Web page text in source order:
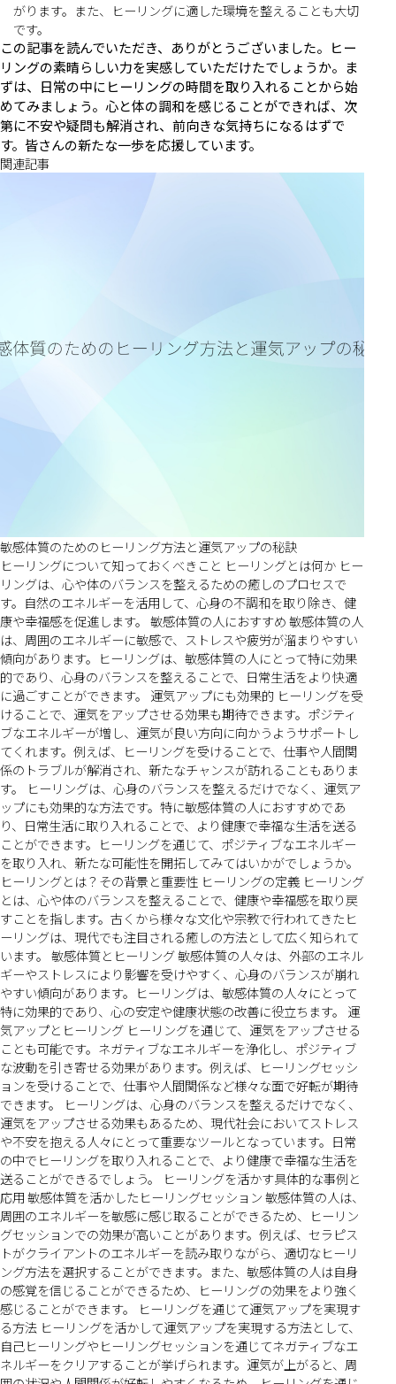
がります。また、ヒーリングに適した環境を整えることも大切
です。
この記事を読んでいただき、ありがとうございました。ヒー
リングの素晴らしい力を実感していただけたでしょうか。ま
ずは、日常の中にヒーリングの時間を取り入れることから始
めてみましょう。心と体の調和を感じることができれば、次
第に不安や疑問も解消され、前向きな気持ちになるはずで
す。皆さんの新たな一歩を応援しています。
関連記事
敏感体質のためのヒーリング方法と運気アップの秘訣
ヒーリングについて知っておくべきこと ヒーリングとは何か ヒー
リングは、心や体のバランスを整えるための癒しのプロセスで
す。自然のエネルギーを活用して、心身の不調和を取り除き、健
康や幸福感を促進します。 敏感体質の人におすすめ 敏感体質の人
は、周囲のエネルギーに敏感で、ストレスや疲労が溜まりやすい
傾向があります。ヒーリングは、敏感体質の人にとって特に効果
的であり、心身のバランスを整えることで、日常生活をより快適
に過ごすことができます。 運気アップにも効果的 ヒーリングを受
けることで、運気をアップさせる効果も期待できます。ポジティ
ブなエネルギーが増し、運気が良い方向に向かうようサポートし
てくれます。例えば、ヒーリングを受けることで、仕事や人間関
係のトラブルが解消され、新たなチャンスが訪れることもありま
す。 ヒーリングは、心身のバランスを整えるだけでなく、運気ア
ップにも効果的な方法です。特に敏感体質の人におすすめであ
り、日常生活に取り入れることで、より健康で幸福な生活を送る
ことができます。ヒーリングを通じて、ポジティブなエネルギー
を取り入れ、新たな可能性を開拓してみてはいかがでしょうか。
ヒーリングとは？その背景と重要性 ヒーリングの定義 ヒーリング
とは、心や体のバランスを整えることで、健康や幸福感を取り戻
すことを指します。古くから様々な文化や宗教で行われてきたヒ
ーリングは、現代でも注目される癒しの方法として広く知られて
います。 敏感体質とヒーリング 敏感体質の人々は、外部のエネル
ギーやストレスにより影響を受けやすく、心身のバランスが崩れ
やすい傾向があります。ヒーリングは、敏感体質の人々にとって
特に効果的であり、心の安定や健康状態の改善に役立ちます。 運
気アップとヒーリング ヒーリングを通じて、運気をアップさせる
ことも可能です。ネガティブなエネルギーを浄化し、ポジティブ
な波動を引き寄せる効果があります。例えば、ヒーリングセッシ
ョンを受けることで、仕事や人間関係など様々な面で好転が期待
できます。 ヒーリングは、心身のバランスを整えるだけでなく、
運気をアップさせる効果もあるため、現代社会においてストレス
や不安を抱える人々にとって重要なツールとなっています。日常
の中でヒーリングを取り入れることで、より健康で幸福な生活を
送ることができるでしょう。 ヒーリングを活かす具体的な事例と
応用 敏感体質を活かしたヒーリングセッション 敏感体質の人は、
周囲のエネルギーを敏感に感じ取ることができるため、ヒーリン
グセッションでの効果が高いことがあります。例えば、セラピス
トがクライアントのエネルギーを読み取りながら、適切なヒーリ
ング方法を選択することができます。また、敏感体質の人は自身
の感覚を信じることができるため、ヒーリングの効果をより強く
感じることができます。 ヒーリングを通じて運気アップを実現す
る方法 ヒーリングを活かして運気アップを実現する方法として、
自己ヒーリングやヒーリングセッションを通じてネガティブなエ
ネルギーをクリアすることが挙げられます。運気が上がると、周